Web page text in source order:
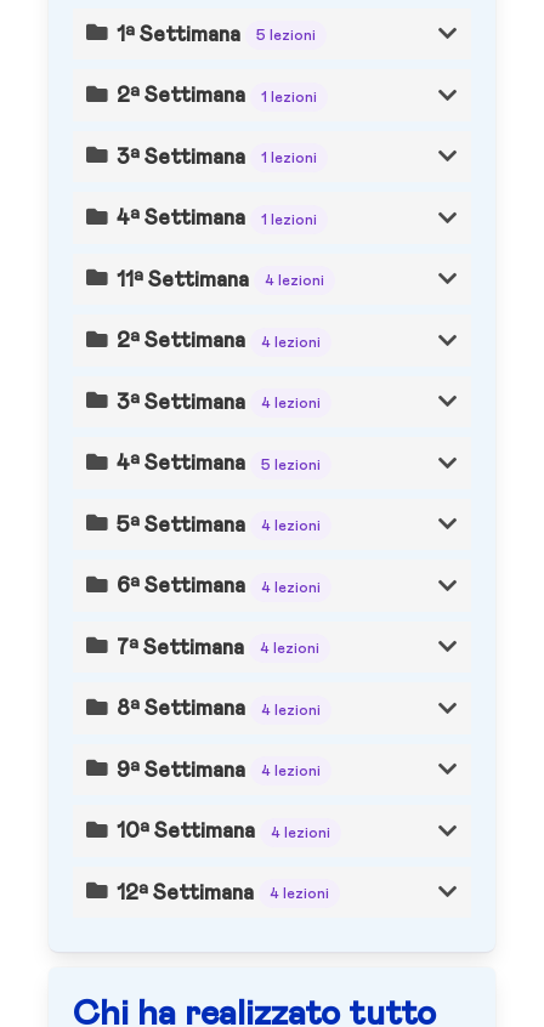
1ª Settimana 5 lezioni
2ª Settimana 1 lezioni
3ª Settimana 1 lezioni
4ª Settimana 1 lezioni
11ª Settimana 4 lezioni
2ª Settimana 4 lezioni
3ª Settimana 4 lezioni
4ª Settimana 5 lezioni
5ª Settimana 4 lezioni
6ª Settimana 4 lezioni
7ª Settimana 4 lezioni
8ª Settimana 4 lezioni
9ª Settimana 4 lezioni
10ª Settimana 4 lezioni
12ª Settimana 4 lezioni
Chi ha realizzato tutto